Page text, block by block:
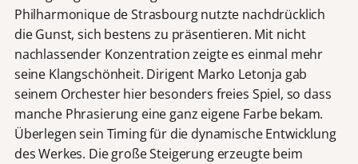
Philharmonique de Strasbourg nutzte nachdrücklich
die Gunst, sich bestens zu präsentieren. Mit nicht
nachlassender Konzentration zeigte es einmal mehr
seine Klangschönheit. Dirigent Marko Letonja gab
seinem Orchester hier besonders freies Spiel, so dass
manche Phrasierung eine ganz eigene Farbe bekam.
Überlegen sein Timing für die dynamische Entwicklung
des Werkes. Die große Steigerung erzeugte beim